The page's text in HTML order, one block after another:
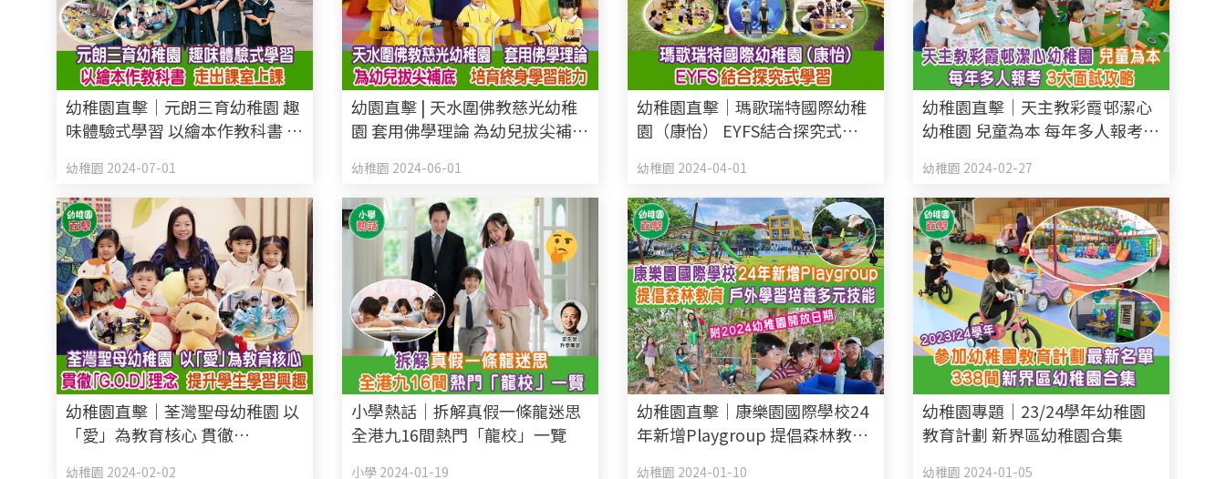
幼稚園直擊｜元朗三育幼稚園 趣
味體驗式學習 以繪本作教科書 走
幼稚園 2024-07-01
幼園直擊 | 天水圍佛教慈光幼稚
園 套用佛學理論 為幼兒拔尖補底
幼稚園 2024-06-01
幼稚園直擊｜瑪歌瑞特國際幼稚
園（康怡） EYFS結合探究式學
知識更重要
幼稚園 2024-04-01
幼稚園直擊｜天主教彩霞邨潔心
幼稚園 兒童為本 每年多人報考 3
幼稚園 2024-02-27
幼稚園直擊｜荃灣聖母幼稚園 以
「愛」為教育核心 貫徹
幼稚園 2024-02-02
小學熱話｜拆解真假一條龍迷思
全港九16間熱門「龍校」一覽
小學 2024-01-19
幼稚園直擊｜康樂園國際學校24
年新增Playgroup 提倡森林教育
幼稚園 2024-01-10
幼稚園專題｜23/24學年幼稚園
教育計劃 新界區幼稚園合集
幼稚園 2024-01-05